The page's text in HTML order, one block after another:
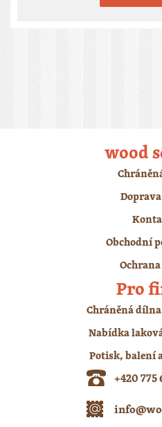
wood
Obchodní
Pro
Chráněná
Nabídka
Potisk, balení
+420 775